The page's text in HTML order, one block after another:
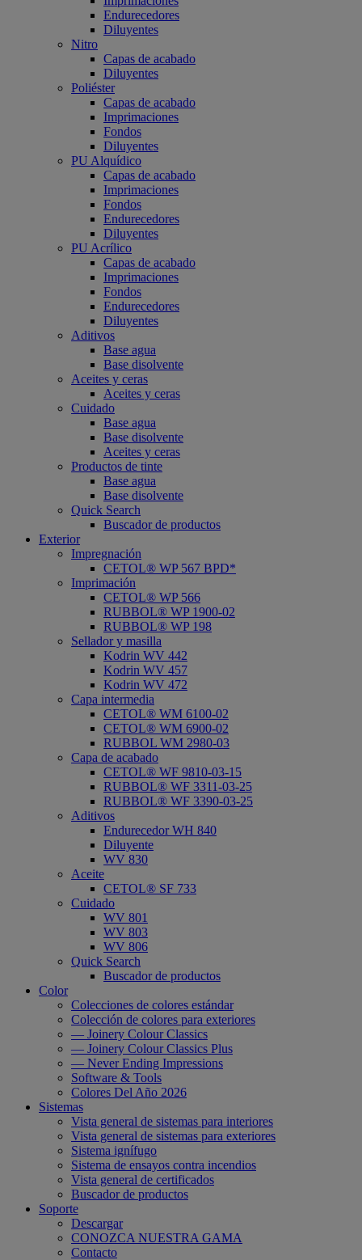
Endurecedores
Diluyentes
Nitro
Capas de acabado
Diluyentes
Poliéster
Capas de acabado
Imprimaciones
Fondos
Diluyentes
PU Alquídico
Capas de acabado
Imprimaciones
Fondos
Endurecedores
Diluyentes
PU Acrílico
Capas de acabado
Imprimaciones
Fondos
Endurecedores
Diluyentes
Aditivos
Base agua
Base disolvente
Aceites y ceras
Aceites y ceras
Cuidado
Base agua
Base disolvente
Aceites y ceras
Productos de tinte
Base agua
Base disolvente
Quick Search
Buscador de productos
Exterior
Impregnación
CETOL® WP 567 BPD*
Imprimación
CETOL® WP 566
RUBBOL® WP 1900-02
RUBBOL® WP 198
Sellador y masilla
Kodrin WV 442
Kodrin WV 457
Kodrin WV 472
Capa intermedia
CETOL® WM 6100-02
CETOL® WM 6900-02
RUBBOL WM 2980-03
Capa de acabado
CETOL® WF 9810-03-15
RUBBOL® WF 3311-03-25
RUBBOL® WF 3390-03-25
Aditivos
Endurecedor WH 840
Diluyente
WV 830
Aceite
CETOL® SF 733
Cuidado
WV 801
WV 803
WV 806
Quick Search
Buscador de productos
Color
Colecciones de colores estándar
Colección de colores para exteriores
— Joinery Colour Classics
— Joinery Colour Classics Plus
— Never Ending Impressions
Software & Tools
Colores Del Año 2026
Sistemas
Vista general de sistemas para interiores
Vista general de sistemas para exteriores
Sistema ignífugo
Sistema de ensayos contra incendios
Vista general de certificados
Buscador de productos
Soporte
Descargar
CONOZCA NUESTRA GAMA
Contacto